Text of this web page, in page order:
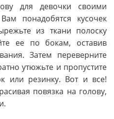
для девочки своими
понадобятся кусочек
из ткани полоску
ее по бокам, оставив
Затем переверните
утюжьте и пропустите
или резинку. Вот и все!
повязка на голову,